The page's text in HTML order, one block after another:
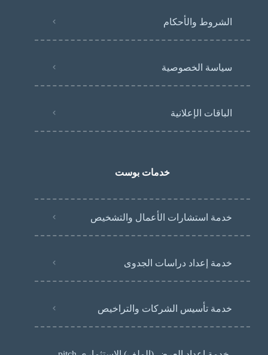
الشروط والأحكام
سياسة الخصوصية
الباقات الإعلانية
خدمات بوست
خدمة استشارات الأعمال والتشخيص
خدمة إعداد دراسات الجدوى
خدمة تأسيس الشركات والتراخيص